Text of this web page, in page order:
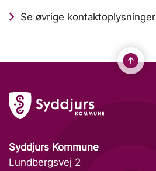
Se øvrige kontaktoplysninger
Syddjurs Kommune
Lundbergsvej 2